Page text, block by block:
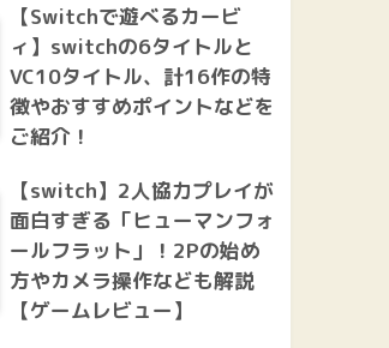
【Switchで遊べるカービ
ィ】switchの6タイトルと
VC10タイトル、計16作の特
徴やおすすめポイントなどを
ご紹介！
【switch】2人協力プレイが
面白すぎる「ヒューマンフォ
ールフラット」！2Pの始め
方やカメラ操作なども解説
【ゲームレビュー】